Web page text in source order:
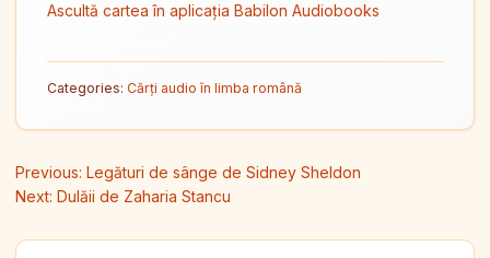
Ascultă cartea în aplicația Babilon Audiobooks
Categories: Cărți audio în limba română
Navigare în articole
Previous: Legături de sânge de Sidney Sheldon
Next: Dulăii de Zaharia Stancu